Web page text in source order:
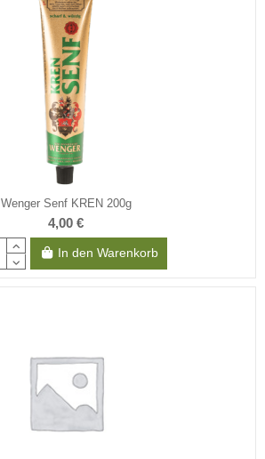
Wenger Senf KREN 200g
4,00 €
In den Warenkorb